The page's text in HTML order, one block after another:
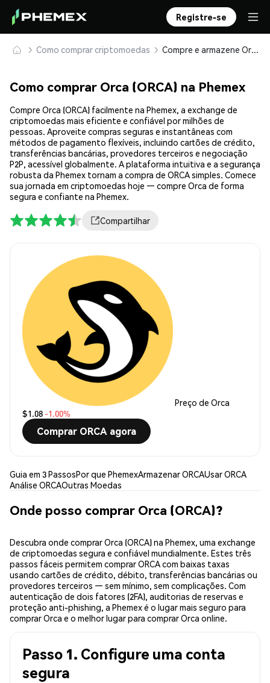
Registre-se
Como comprar criptomoedas Compre e armazene Orca (ORCA) com segurança
Como comprar Orca (ORCA) na Phemex
Compre Orca (ORCA) facilmente na Phemex, a exchange de
criptomoedas mais eficiente e confiável por milhões de
pessoas. Aproveite compras seguras e instantâneas com
métodos de pagamento flexíveis, incluindo cartões de crédito,
transferências bancárias, provedores terceiros e negociação
P2P, acessível globalmente. A plataforma intuitiva e a segurança
robusta da Phemex tornam a compra de ORCA simples. Comece
sua jornada em criptomoedas hoje — compre Orca de forma
segura e confiante na Phemex.
Compartilhar
Preço de Orca
$1.08 -1.00%
Comprar ORCA agora
Guia em 3 PassosPor que PhemexArmazenar ORCAUsar ORCA
Análise ORCAOutras Moedas
Onde posso comprar Orca (ORCA)?
Descubra onde comprar Orca (ORCA) na Phemex, uma exchange
de criptomoedas segura e confiável mundialmente. Estes três
passos fáceis permitem comprar ORCA com baixas taxas
usando cartões de crédito, débito, transferências bancárias ou
provedores terceiros — sem mínimo, sem complicações. Com
autenticação de dois fatores (2FA), auditorias de reservas e
proteção anti-phishing, a Phemex é o lugar mais seguro para
comprar Orca e o melhor lugar para comprar Orca online.
Passo 1. Configure uma conta
segura